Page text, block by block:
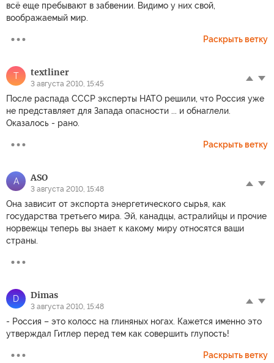
всё еще пребывают в забвении. Видимо у них свой,
воображаемый мир.
Раскрыть ветку
T textliner
3 августа 2010, 15:45
После распада СССР эксперты НАТО решили, что Россия уже
не представляет для Запада опасности ... и обнаглели.
Оказалось - рано.
Раскрыть ветку
A ASO
3 августа 2010, 15:48
Она зависит от экспорта энергетического сырья, как
государства третьего мира. Эй, канадцы, астралийцы и прочие
норвежцы теперь вы знает к какому миру относятся ваши
страны.
D Dimas
3 августа 2010, 15:48
- Россия – это колосс на глиняных ногах. Кажется именно это
утверждал Гитлер перед тем как совершить глупость!
Раскрыть ветку